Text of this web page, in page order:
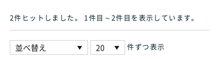
2件ヒット しました。 1件目～2件目 を表示しています。
件ずつ表示